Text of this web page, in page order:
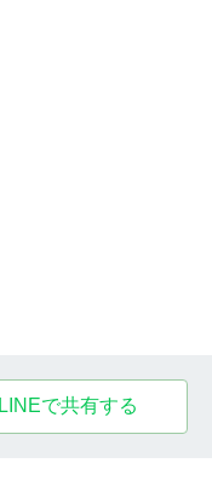
LINEで共有する